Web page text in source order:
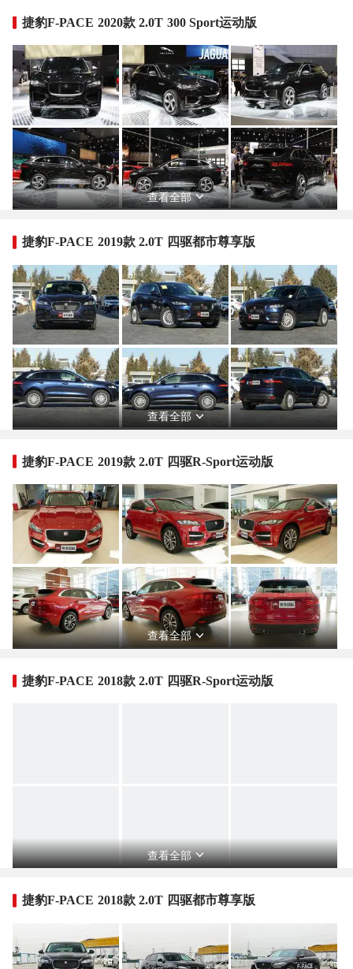
捷豹F-PACE 2020款 2.0T 300 Sport运动版
查看全部
捷豹F-PACE 2019款 2.0T 四驱都市尊享版
查看全部
捷豹F-PACE 2019款 2.0T 四驱R-Sport运动版
查看全部
捷豹F-PACE 2018款 2.0T 四驱R-Sport运动版
查看全部
捷豹F-PACE 2018款 2.0T 四驱都市尊享版